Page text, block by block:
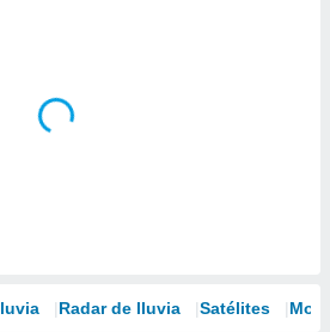
Radar de lluvia Satélites